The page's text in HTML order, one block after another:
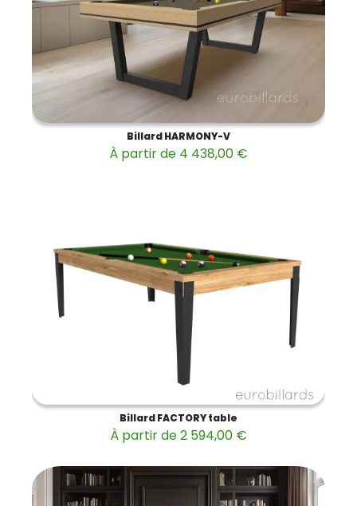
Billard HARMONY-V
À partir de 4 438,00 €
Billard FACTORY table
À partir de 2 594,00 €